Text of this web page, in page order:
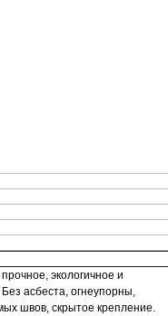
экологичное и
асбеста, огнеупорны,
швов, скрытое крепление.